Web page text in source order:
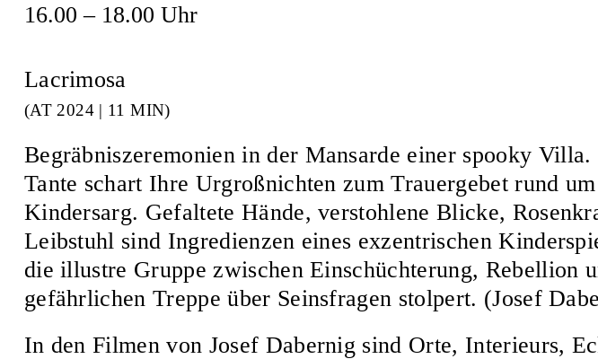
16.00 – 18.00 Uhr
Lacrimosa
(AT 2024 | 11 MIN)
Begräbniszeremonien in der Mansarde einer spooky Villa.
Tante schart Ihre Urgroßnichten zum Trauergebet rund
Kindersarg. Gefaltete Hände, verstohlene Blicke,
Leibstuhl sind Ingredienzen eines exzentrischen
die illustre Gruppe zwischen Einschüchterung, Rebellion
gefährlichen Treppe über Seinsfragen stolpert. (Josef
In den Filmen von Josef Dabernig sind Orte, Interieurs,